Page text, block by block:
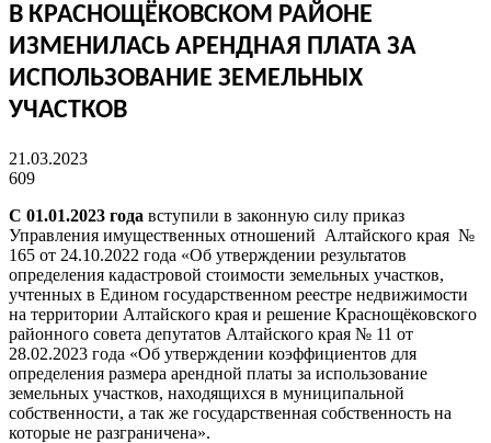
В КРАСНОЩЁКОВСКОМ РАЙОНЕ
ИЗМЕНИЛАСЬ АРЕНДНАЯ ПЛАТА ЗА
ИСПОЛЬЗОВАНИЕ ЗЕМЕЛЬНЫХ
УЧАСТКОВ
21.03.2023
609
С 01.01.2023 года вступили в законную силу приказ
Управления имущественных отношений Алтайского края №
165 от 24.10.2022 года «Об утверждении результатов
определения кадастровой стоимости земельных участков,
учтенных в Едином государственном реестре недвижимости
на территории Алтайского края и решение Краснощёковского
районного совета депутатов Алтайского края № 11 от
28.02.2023 года «Об утверждении коэффициентов для
определения размера арендной платы за использование
земельных участков, находящихся в муниципальной
собственности, а так же государственная собственность на
которые не разграничена».